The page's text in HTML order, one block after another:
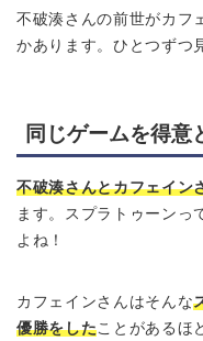
不破湊さんの前世がカフ
かあります。ひとつずつ
同じゲームを得意
不破湊さんとカフェイン
ます。スプラトゥーンっ
よね！
カフェインさんはそんな
優勝をしたことがあるほ